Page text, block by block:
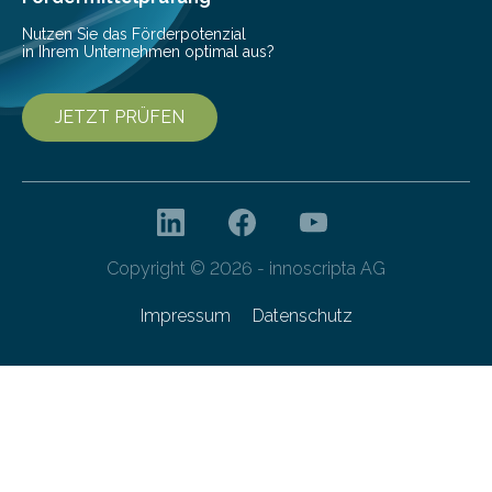
Nutzen Sie das Förderpotenzial
in Ihrem Unternehmen optimal aus?
JETZT PRÜFEN
Copyright © 2026 - innoscripta AG
Impressum Datenschutz